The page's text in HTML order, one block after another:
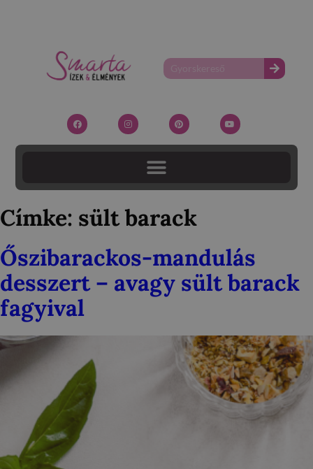
Címke: sült barack
Őszibarackos-mandulás
desszert – avagy sült barack
fagyival